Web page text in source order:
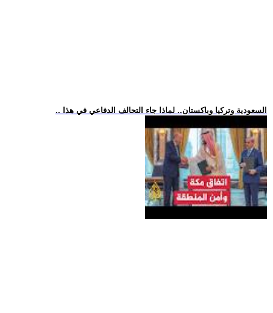
.. السعودية وتركيا وباكستان.. لماذا جاء التحالف الدفاعي في هذا